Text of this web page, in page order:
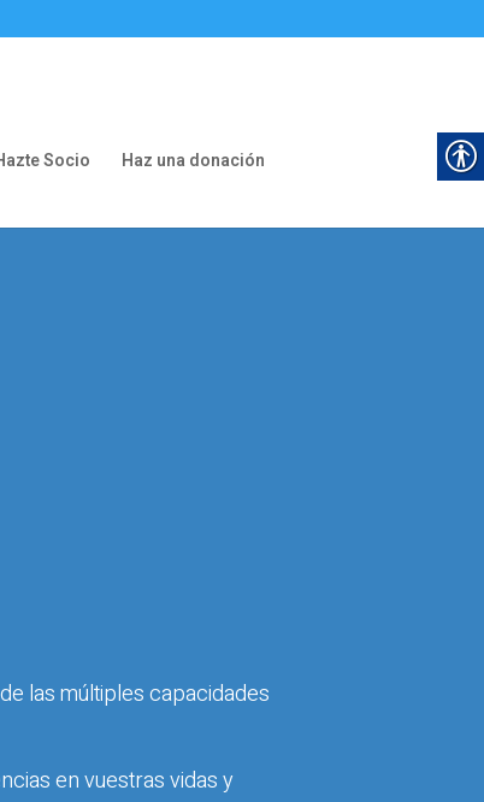
Socio
Haz una donación
las múltiples capacidades
en vuestras vidas y